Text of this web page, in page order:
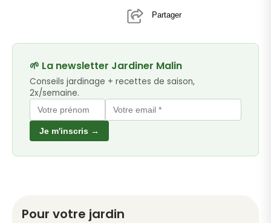
Partager
🌱 La newsletter Jardiner Malin
Conseils jardinage + recettes de saison,
2x/semaine.
Je m'inscris →
Pour votre jardin